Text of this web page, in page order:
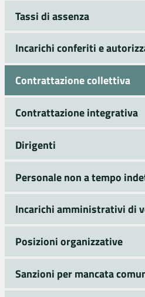
Tassi di assenza
Incarichi conferiti e
Contrattazione collettiva
Contrattazione integrativa
Dirigenti
Personale non a tempo
Incarichi amministrativi di
Posizioni organizzative
Sanzioni per mancata